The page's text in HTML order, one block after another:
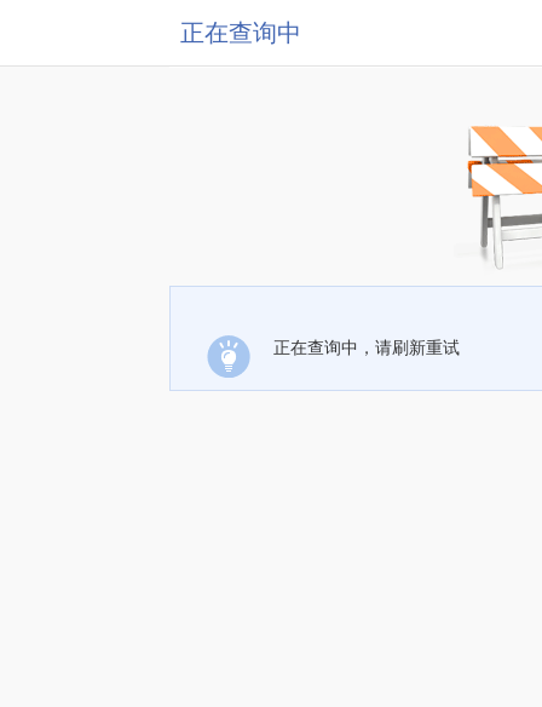
正在查询中
正在查询中，请刷新重试